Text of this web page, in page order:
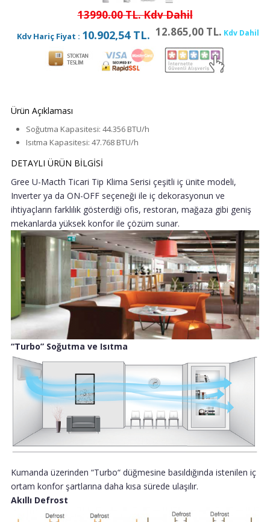
13990.00 TL. Kdv Dahil
12.865,00 TL. Kdv Dahil
Kdv Hariç Fiyat : 10.902,54 TL.
Ürün Açıklaması
Soğutma Kapasitesi: 44.356 BTU/h
Isıtma Kapasitesi: 47.768 BTU/h
DETAYLI ÜRÜN BİLGİSİ
Gree U-Macth Ticari Tip Klima Serisi çeşitli iç ünite modeli,
Inverter ya da ON-OFF seçeneği ile iç dekorasyonun ve
ihtiyaçların farklılık gösterdiği ofis, restoran, mağaza gibi geniş
mekanlarda yüksek konfor ile çözüm sunar.
“Turbo” Soğutma ve Isıtma
Kumanda üzerinden “Turbo“ düğmesine basıldığında istenilen iç
ortam konfor şartlarına daha kısa sürede ulaşılır.
Akıllı Defrost